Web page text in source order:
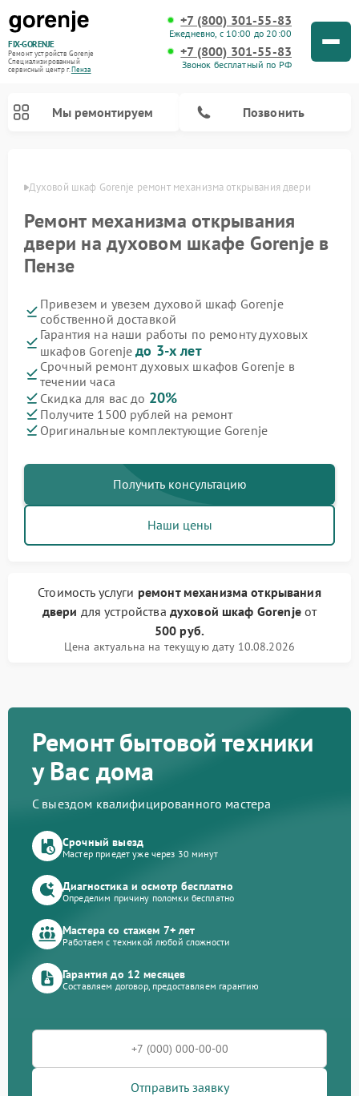
FIX-GORENJE
Ремонт устройств Gorenje
Специализированный
cервисный центр г.Пенза
+7 (800) 301-55-83
Ежедневно, с 10:00 до 20:00
+7 (800) 301-55-83
Звонок бесплатный по РФ
Мы ремонтируем Позвонить
Духовой шкаф Gorenje ремонт механизма открывания двери
Ремонт механизма открывания
двери на духовом шкафе Gorenje в
Пензе
Привезем и увезем духовой шкаф Gorenje
собственной доставкой
Гарантия на наши работы по ремонту духовых
шкафов Gorenjeдо 3-х лет
Срочный ремонт духовых шкафов Gorenje в
течении часа
Скидка для вас до 20%
Получите 1500 рублей на ремонт
Оригинальные комплектующие Gorenje
Получить консультацию
Наши цены
Стоимость услуги ремонт механизма открывания
двери для устройства духовой шкаф Gorenjeот
500 руб.
Цена актуальна на текущую дату 10.08.2026
Ремонт бытовой техники
у Вас дома
С выездом квалифицированного мастера
Срочный выезд
Мастер приедет уже через 30 минут
Диагностика и осмотр бесплатно
Определим причину поломки бесплатно
Мастера со стажем 7+ лет
Работаем с техникой любой сложности
Гарантия до 12 месяцев
Составляем договор, предоставляем гарантию
Отправить заявку